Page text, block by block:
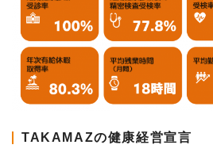
TAKAMAZの健康経営宣言